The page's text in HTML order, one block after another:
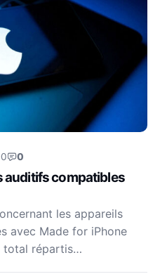
0
auditifs compatibles
les appareils
avec Made for iPhone
total répartis…